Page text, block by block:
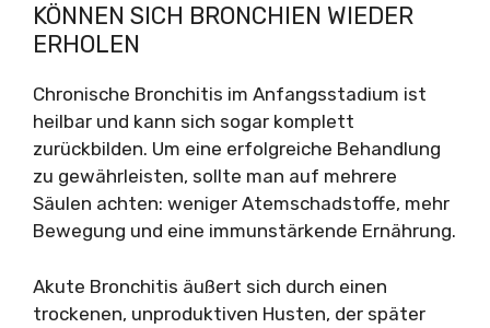
KÖNNEN SICH BRONCHIEN WIEDER
ERHOLEN
Chronische Bronchitis im Anfangsstadium ist
heilbar und kann sich sogar komplett
zurückbilden. Um eine erfolgreiche Behandlung
zu gewährleisten, sollte man auf mehrere
Säulen achten: weniger Atemschadstoffe, mehr
Bewegung und eine immunstärkende Ernährung.
Akute Bronchitis äußert sich durch einen
trockenen, unproduktiven Husten, der später